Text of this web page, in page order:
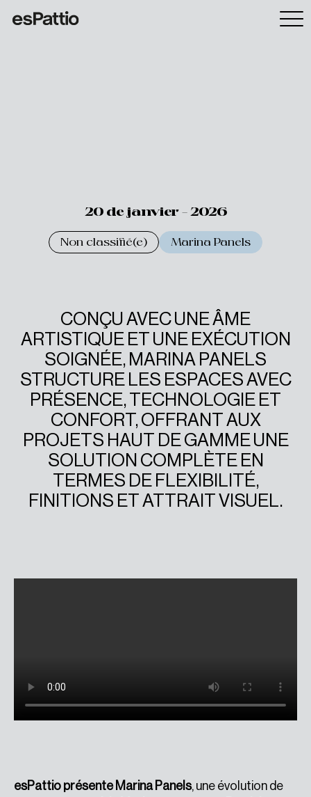
20 de janvier - 2026
Non classifié(e) Marina Panels
CONÇU AVEC UNE ÂME
ARTISTIQUE ET UNE EXÉCUTION
SOIGNÉE, MARINA PANELS
STRUCTURE LES ESPACES AVEC
PRÉSENCE, TECHNOLOGIE ET
CONFORT, OFFRANT AUX
PROJETS HAUT DE GAMME UNE
SOLUTION COMPLÈTE EN
TERMES DE FLEXIBILITÉ,
FINITIONS ET ATTRAIT VISUEL.
esPattio présente Marina Panels, une évolution de